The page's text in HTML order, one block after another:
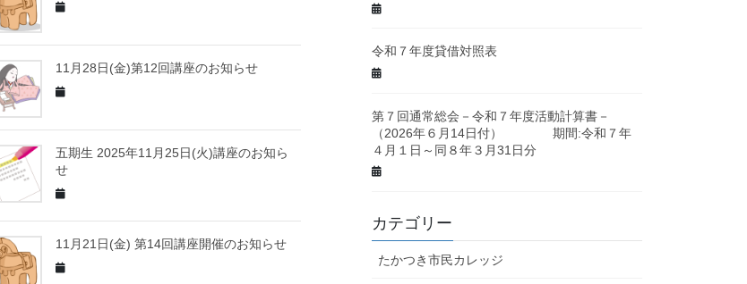
11月28日(金)第12回講座のお知らせ
五期生 2025年11月25日(火)講座のお知ら
せ
11月21日(金) 第14回講座開催のお知らせ
令和７年度貸借対照表
第７回通常総会－令和７年度活動計算書－
（2026年６月14日付） 期間:令和７年
４月１日～同８年３月31日分
カテゴリー
たかつき市民カレッジ